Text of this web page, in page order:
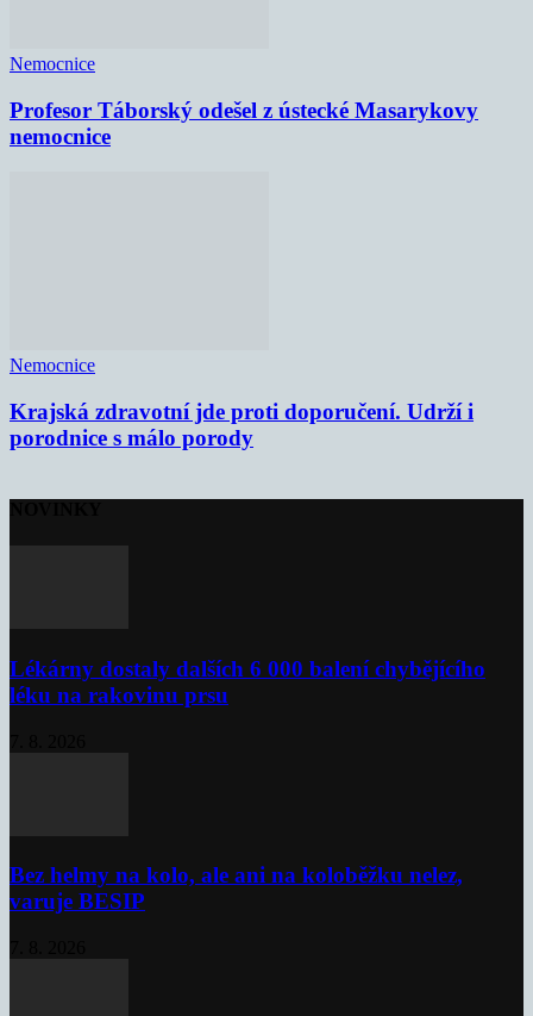
Nemocnice
Profesor Táborský odešel z ústecké Masarykovy
nemocnice
Nemocnice
Krajská zdravotní jde proti doporučení. Udrží i
porodnice s málo porody
Lékárny dostaly dalších 6 000 balení chybějícího
léku na rakovinu prsu
Bez helmy na kolo, ale ani na koloběžku nelez,
varuje BESIP